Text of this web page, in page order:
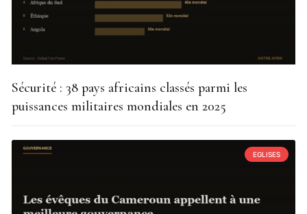
Sécurité : 38 pays africains classés parmi les
puissances militaires mondiales en 2025
EGLISES